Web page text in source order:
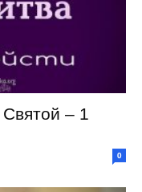
– 1
0